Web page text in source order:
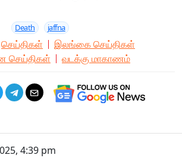
Death jaffna
செய்திகள்
இலங்கை செய்திகள்
செய்திகள்
வடக்கு மாகாணம்
4:39 pm